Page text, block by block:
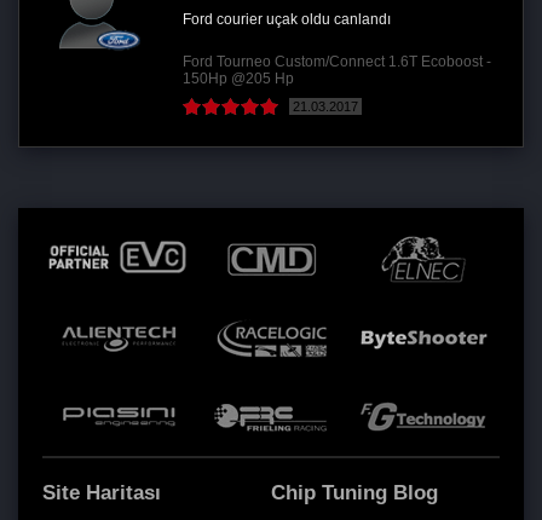
Ford courier uçak oldu canlandı
Ford Tourneo Custom/Connect 1.6T Ecoboost -
150Hp @205 Hp
21.03.2017
Site Haritası Chip Tuning Blog